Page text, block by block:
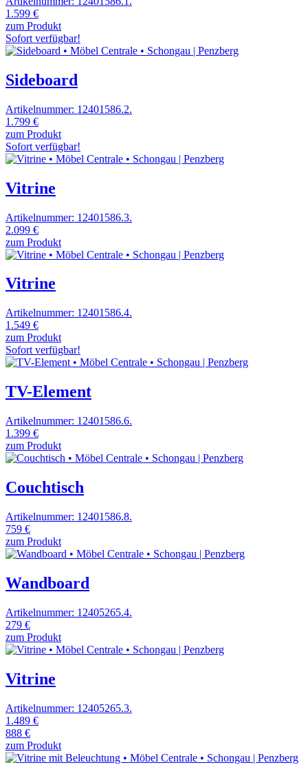
1.599 €
zum Produkt
Sofort verfügbar!
Sideboard
Artikelnummer: 12401586.2.
1.799 €
zum Produkt
Sofort verfügbar!
Vitrine
Artikelnummer: 12401586.3.
2.099 €
zum Produkt
Vitrine
Artikelnummer: 12401586.4.
1.549 €
zum Produkt
Sofort verfügbar!
TV-Element
Artikelnummer: 12401586.6.
1.399 €
zum Produkt
Couchtisch
Artikelnummer: 12401586.8.
759 €
zum Produkt
Wandboard
Artikelnummer: 12405265.4.
279 €
zum Produkt
Vitrine
Artikelnummer: 12405265.3.
1.489 €
888 €
zum Produkt